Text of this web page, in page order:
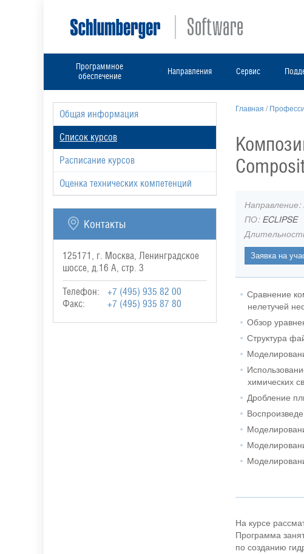
Программное
обеспечение
Направления Сервис
Общая информация
Список курсов
Расписание курсов
Оценка технических компетенций
Контакты
125171, г. Москва, Ленинградское
шоссе, д.16 А, стр. 3
Телефон:
+7 (495) 935 82 00
Факс:
+7 (495) 935 87 80
Главная /
Направление:
ПО:ECLIPSE
Сравнение
нелетучей
Обзор
Структура
химических
Дробление
На курсе
Программа
по созданию